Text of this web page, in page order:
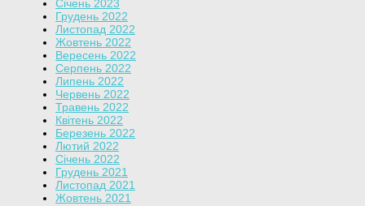
Січень 2023
Грудень 2022
Листопад 2022
Жовтень 2022
Вересень 2022
Серпень 2022
Липень 2022
Червень 2022
Травень 2022
Квітень 2022
Березень 2022
Лютий 2022
Січень 2022
Грудень 2021
Листопад 2021
Жовтень 2021